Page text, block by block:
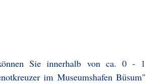
Sie innerhalb von ca. 0 - 1
im Museumshafen Büsum"